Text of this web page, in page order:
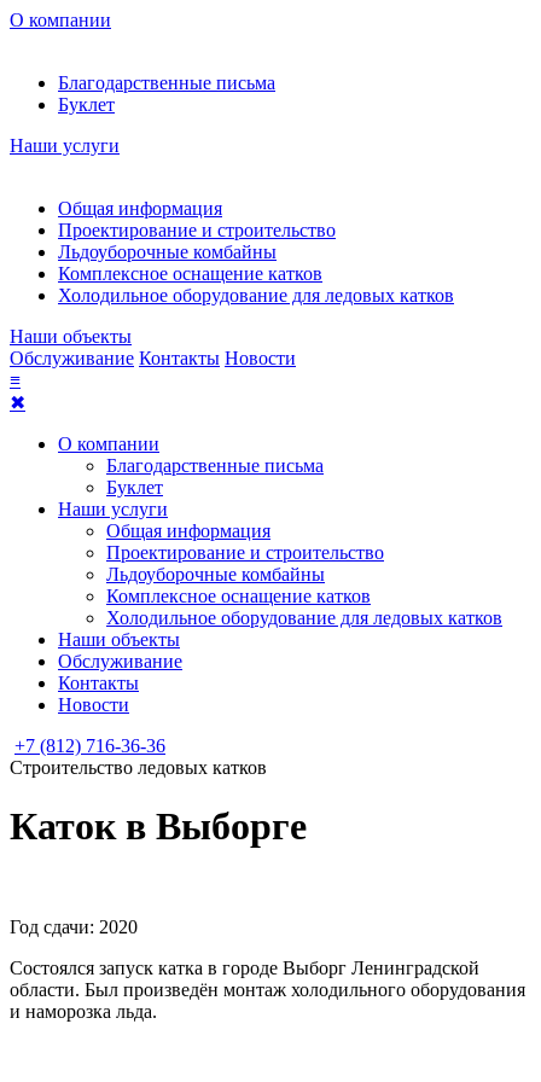
О компании
Благодарственные письма
Буклет
Наши услуги
Общая информация
Проектирование и строительство
Льдоуборочные комбайны
Комплексное оснащение катков
Холодильное оборудование для ледовых катков
Наши объекты
Обслуживание Контакты Новости
≡
✖
О компании
Благодарственные письма
Буклет
Наши услуги
Общая информация
Проектирование и строительство
Льдоуборочные комбайны
Комплексное оснащение катков
Холодильное оборудование для ледовых катков
Наши объекты
Обслуживание
Контакты
Новости
+7 (812) 716-36-36
Строительство ледовых катков
Каток в Выборге
Год сдачи: 2020
Состоялся запуск катка в городе Выборг Ленинградской
области. Был произведён монтаж холодильного оборудования
и наморозка льда.